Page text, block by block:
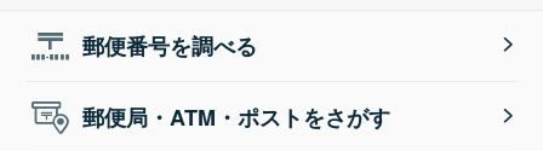
郵便番号を調べる
郵便局・ATM・ポストをさがす